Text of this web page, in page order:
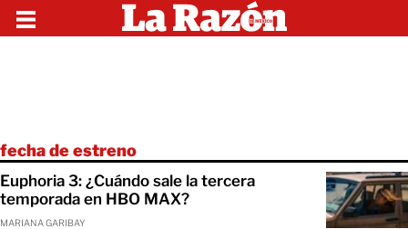
fecha de estreno
Euphoria 3: ¿Cuándo sale la tercera
temporada en HBO MAX?
MARIANA GARIBAY